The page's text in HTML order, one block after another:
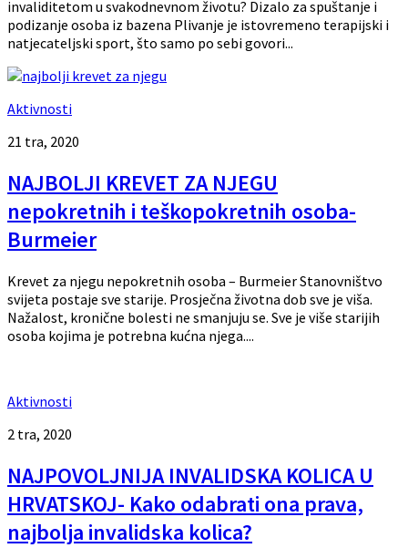
invaliditetom u svakodnevnom životu? Dizalo za spuštanje i
podizanje osoba iz bazena Plivanje je istovremeno terapijski i
natjecateljski sport, što samo po sebi govori...
Aktivnosti
21 tra, 2020
NAJBOLJI KREVET ZA NJEGU
nepokretnih i teškopokretnih osoba-
Burmeier
Krevet za njegu nepokretnih osoba – Burmeier Stanovništvo
svijeta postaje sve starije. Prosječna životna dob sve je viša.
Nažalost, kronične bolesti ne smanjuju se. Sve je više starijih
osoba kojima je potrebna kućna njega....
Aktivnosti
2 tra, 2020
NAJPOVOLJNIJA INVALIDSKA KOLICA U
HRVATSKOJ- Kako odabrati ona prava,
najbolja invalidska kolica?